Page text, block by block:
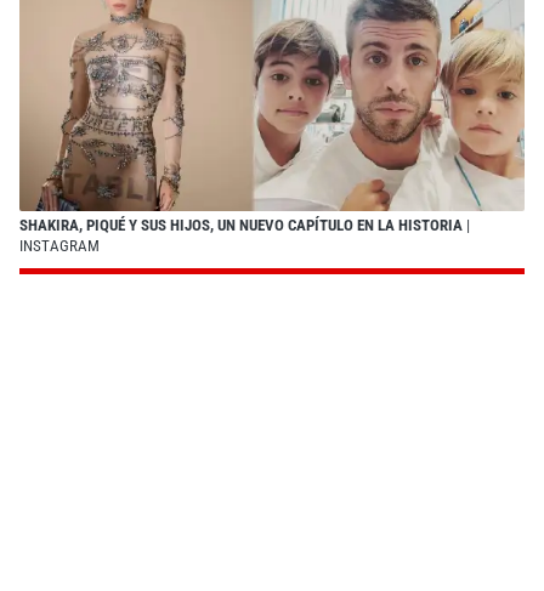
SHAKIRA, PIQUÉ Y SUS HIJOS, UN NUEVO CAPÍTULO EN LA HISTORIA |
INSTAGRAM